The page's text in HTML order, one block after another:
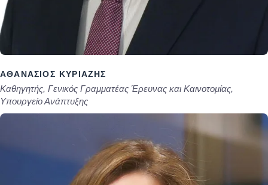
ΑΘΑΝΆΣΙΟΣ ΚΥΡΙΑΖΉΣ
Καθηγητής, Γενικός Γραμματέας Έρευνας και Καινοτομίας,
Υπουργείο Ανάπτυξης